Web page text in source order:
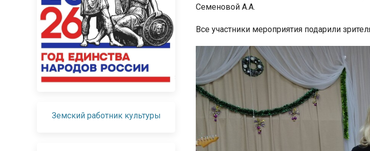
Земский работник культуры
Семеновой А.А.
Все участники мероприятия подарили